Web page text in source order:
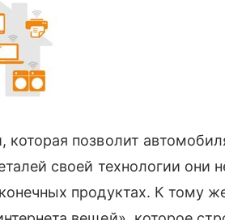
которая позволит
своей технологии они
продуктах. К тому